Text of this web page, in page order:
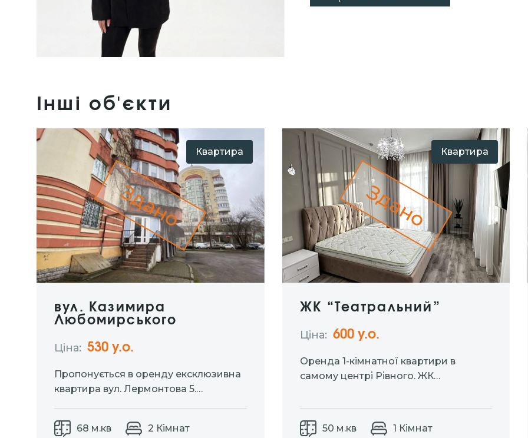
Інші об'єкти
Квартира
Здано
вул. Казимира
Любомирського
Ціна: 530 y.о.
Пропонується в оренду ексклюзивна
квартира вул. Лермонтова 5.
комфорт та приватність. Окремий вхід
дозволяє насолоджуватися
68 м.кв 2 Кімнат
Квартира
Здано
ЖК “Театральний”
Ціна: 600 у.о.
Оренда 1-кімнатної квартири в
самому центрі Рівного. ЖК
сучасна техніка та атмосфера
розкоші в кожній деталі. Ціна: 600$ +
50 м.кв 1 Кімнат